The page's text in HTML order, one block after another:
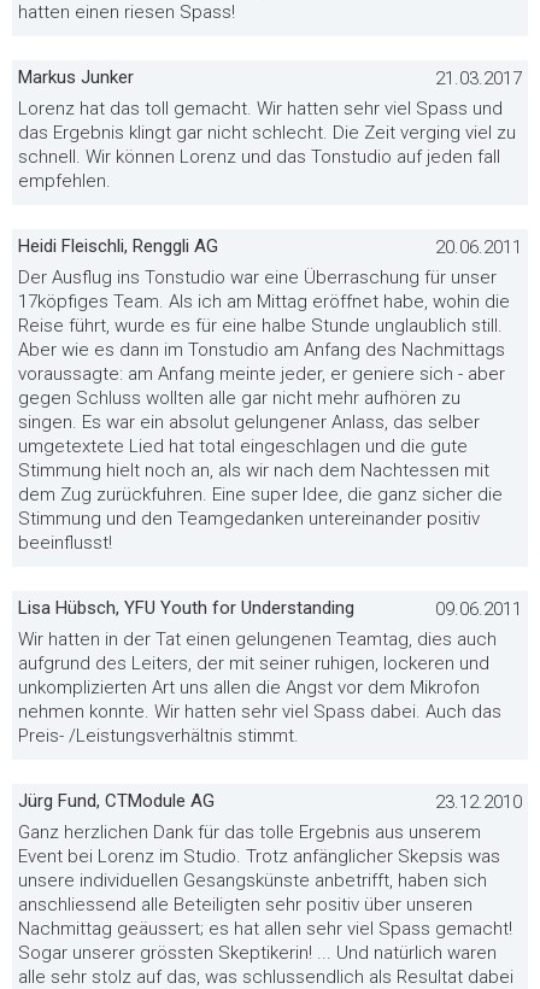
hatten einen riesen Spass!
Markus Junker
21.03.2017
Lorenz hat das toll gemacht. Wir hatten sehr viel Spass und
das Ergebnis klingt gar nicht schlecht. Die Zeit verging viel zu
schnell. Wir können Lorenz und das Tonstudio auf jeden fall
empfehlen.
Heidi Fleischli, Renggli AG
20.06.2011
Der Ausflug ins Tonstudio war eine Überraschung für unser
17köpfiges Team. Als ich am Mittag eröffnet habe, wohin die
Reise führt, wurde es für eine halbe Stunde unglaublich still.
Aber wie es dann im Tonstudio am Anfang des Nachmittags
voraussagte: am Anfang meinte jeder, er geniere sich - aber
gegen Schluss wollten alle gar nicht mehr aufhören zu
singen. Es war ein absolut gelungener Anlass, das selber
umgetextete Lied hat total eingeschlagen und die gute
Stimmung hielt noch an, als wir nach dem Nachtessen mit
dem Zug zurückfuhren. Eine super Idee, die ganz sicher die
Stimmung und den Teamgedanken untereinander positiv
beeinflusst!
Lisa Hübsch, YFU Youth for Understanding
09.06.2011
Wir hatten in der Tat einen gelungenen Teamtag, dies auch
aufgrund des Leiters, der mit seiner ruhigen, lockeren und
unkomplizierten Art uns allen die Angst vor dem Mikrofon
nehmen konnte. Wir hatten sehr viel Spass dabei. Auch das
Preis- /Leistungsverhältnis stimmt.
Jürg Fund, CTModule AG
23.12.2010
Ganz herzlichen Dank für das tolle Ergebnis aus unserem
Event bei Lorenz im Studio. Trotz anfänglicher Skepsis was
unsere individuellen Gesangskünste anbetrifft, haben sich
anschliessend alle Beteiligten sehr positiv über unseren
Nachmittag geäussert; es hat allen sehr viel Spass gemacht!
Sogar unserer grössten Skeptikerin! ... Und natürlich waren
alle sehr stolz auf das, was schlussendlich als Resultat dabei